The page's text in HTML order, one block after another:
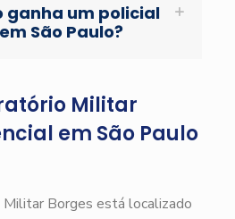
ganha um policial
São Paulo?
Militar
em São Paulo
Militar Borges está localizado